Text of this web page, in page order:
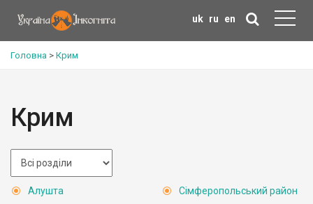
uk ru en
Головна > Крим
Крим
Алушта
Сімферопольський район